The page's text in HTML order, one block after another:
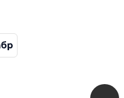
Habr